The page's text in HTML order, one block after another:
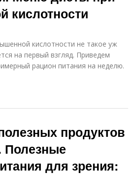
кислотности
кислотности не такое уж
на первый взгляд. Приведем
рацион питания на неделю.
продуктов
Полезные
для зрения: